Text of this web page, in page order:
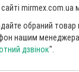
mirmex.com.ua
обраний товар
нашим
дзвінок".